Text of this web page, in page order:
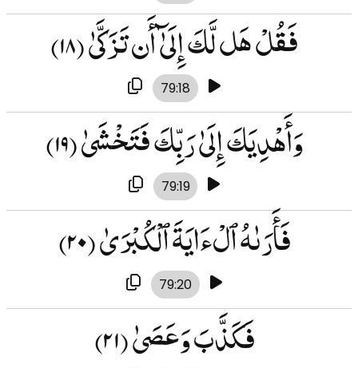
فَقُلْ هَل لَّكَ إِلَىٰٓ أَن تَزَكَّىٰ(۱۸)
79:18
وَأَهْدِيَكَ إِلَىٰ رَبِّكَ فَتَخْشَىٰ(۱۹)
79:19
فَأَرَىٰهُ ٱلْءَايَةَ ٱلْكُبْرَىٰ(۲۰)
79:20
فَكَذَّبَ وَعَصَىٰ(۲۱)